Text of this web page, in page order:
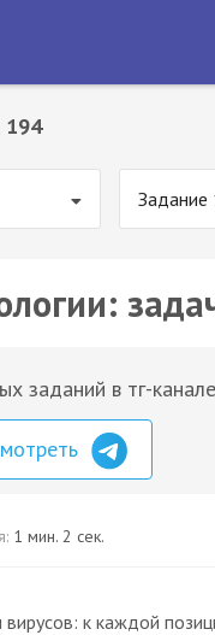
194
Задание
заданий в тг-
1 мин. 2 сек.
к каждой